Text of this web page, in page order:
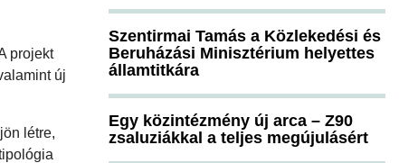
projekt
új
létre,
Szentirmai Tamás a Közlekedési és
Beruházási Minisztérium helyettes
államtitkára
Egy közintézmény új arca – Z90
zsaluziákkal a teljes megújulásért